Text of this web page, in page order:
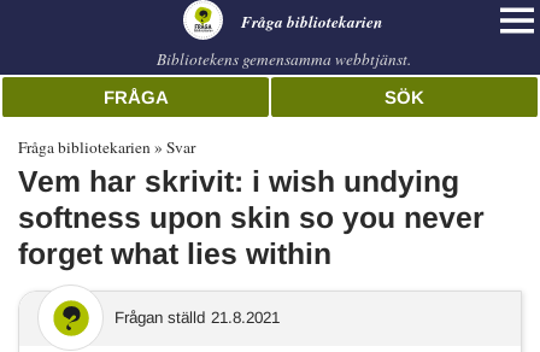
Fråga bibliotekarien
Bibliotekens gemensamma webbtjänst.
FRÅGA SÖK
Fråga bibliotekarien Svar
Vem har skrivit: i wish undying
softness upon skin so you never
forget what lies within
Frågan ställd 21.8.2021